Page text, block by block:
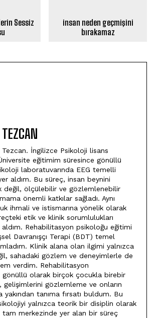
Sessiz
insan neden geçmişini
bırakamaz
İngilizce Psikoloji lisans
eğitimim süresince gönüllü
laboratuvarında EEG temelli
aldım. Bu süreç, insan beynini
değil, ölçülebilir ve gözlemlenebilir
önemli katkılar sağladı. Aynı
ihmali ve istismarına yönelik olarak
etik ve klinik sorumlulukları
Rehabilitasyon psikoloğu eğitimi
Davranışçı Terapi (BDT) temel
Klinik alana olan ilgimi yalnızca
sahadaki gözlem ve deneyimlerle de
verdim. Rehabilitasyon
gönüllü olarak birçok çocukla birebir
gelişimlerini gözlemleme ve onların
yakından tanıma fırsatı buldum. Bu
yalnızca teorik bir disiplin olarak
tam merkezinde yer alan bir süreç